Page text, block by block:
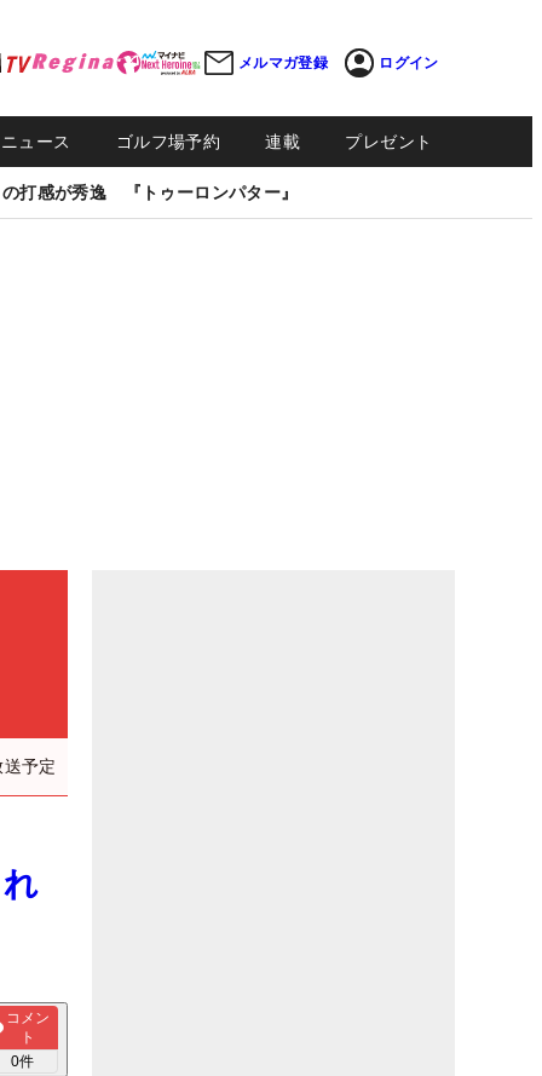
メルマガ登録 ログイン
ュース ゴルフ場予約 連載 プレゼント
打感が秀逸 『トゥーロンパター』
予定
コメン
ト
0件